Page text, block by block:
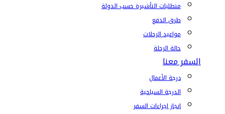
متطلبات التأشيرة حسب الدولة
طرق الدفع
مواعيد الرحلات
حالة الرحلة
السفر معنا
درجة الأعمال
الدرجة السياحية
إنجاز إجراءات السفر